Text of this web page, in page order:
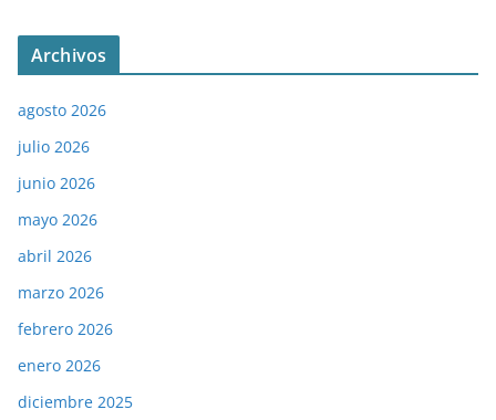
Archivos
agosto 2026
julio 2026
junio 2026
mayo 2026
abril 2026
marzo 2026
febrero 2026
enero 2026
diciembre 2025